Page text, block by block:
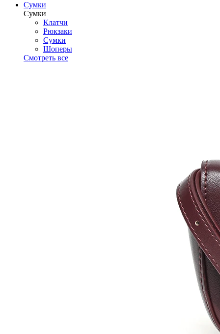
Сумки
Сумки
Клатчи
Рюкзаки
Сумки
Шоперы
Смотреть все